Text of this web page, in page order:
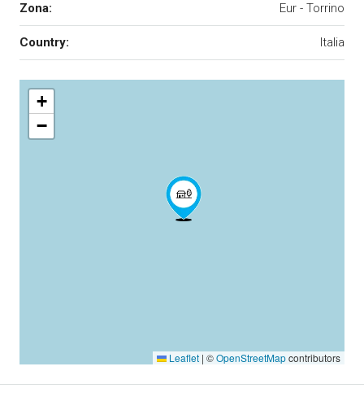
Zona: Eur - Torrino
Country: Italia
+
−
Leaflet | ©OpenStreetMapcontributors